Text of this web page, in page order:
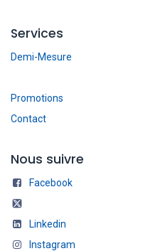
Services
Demi-Mesure
Promotions
Contact
Nous suivre
Facebook
Linkedin
Instagram